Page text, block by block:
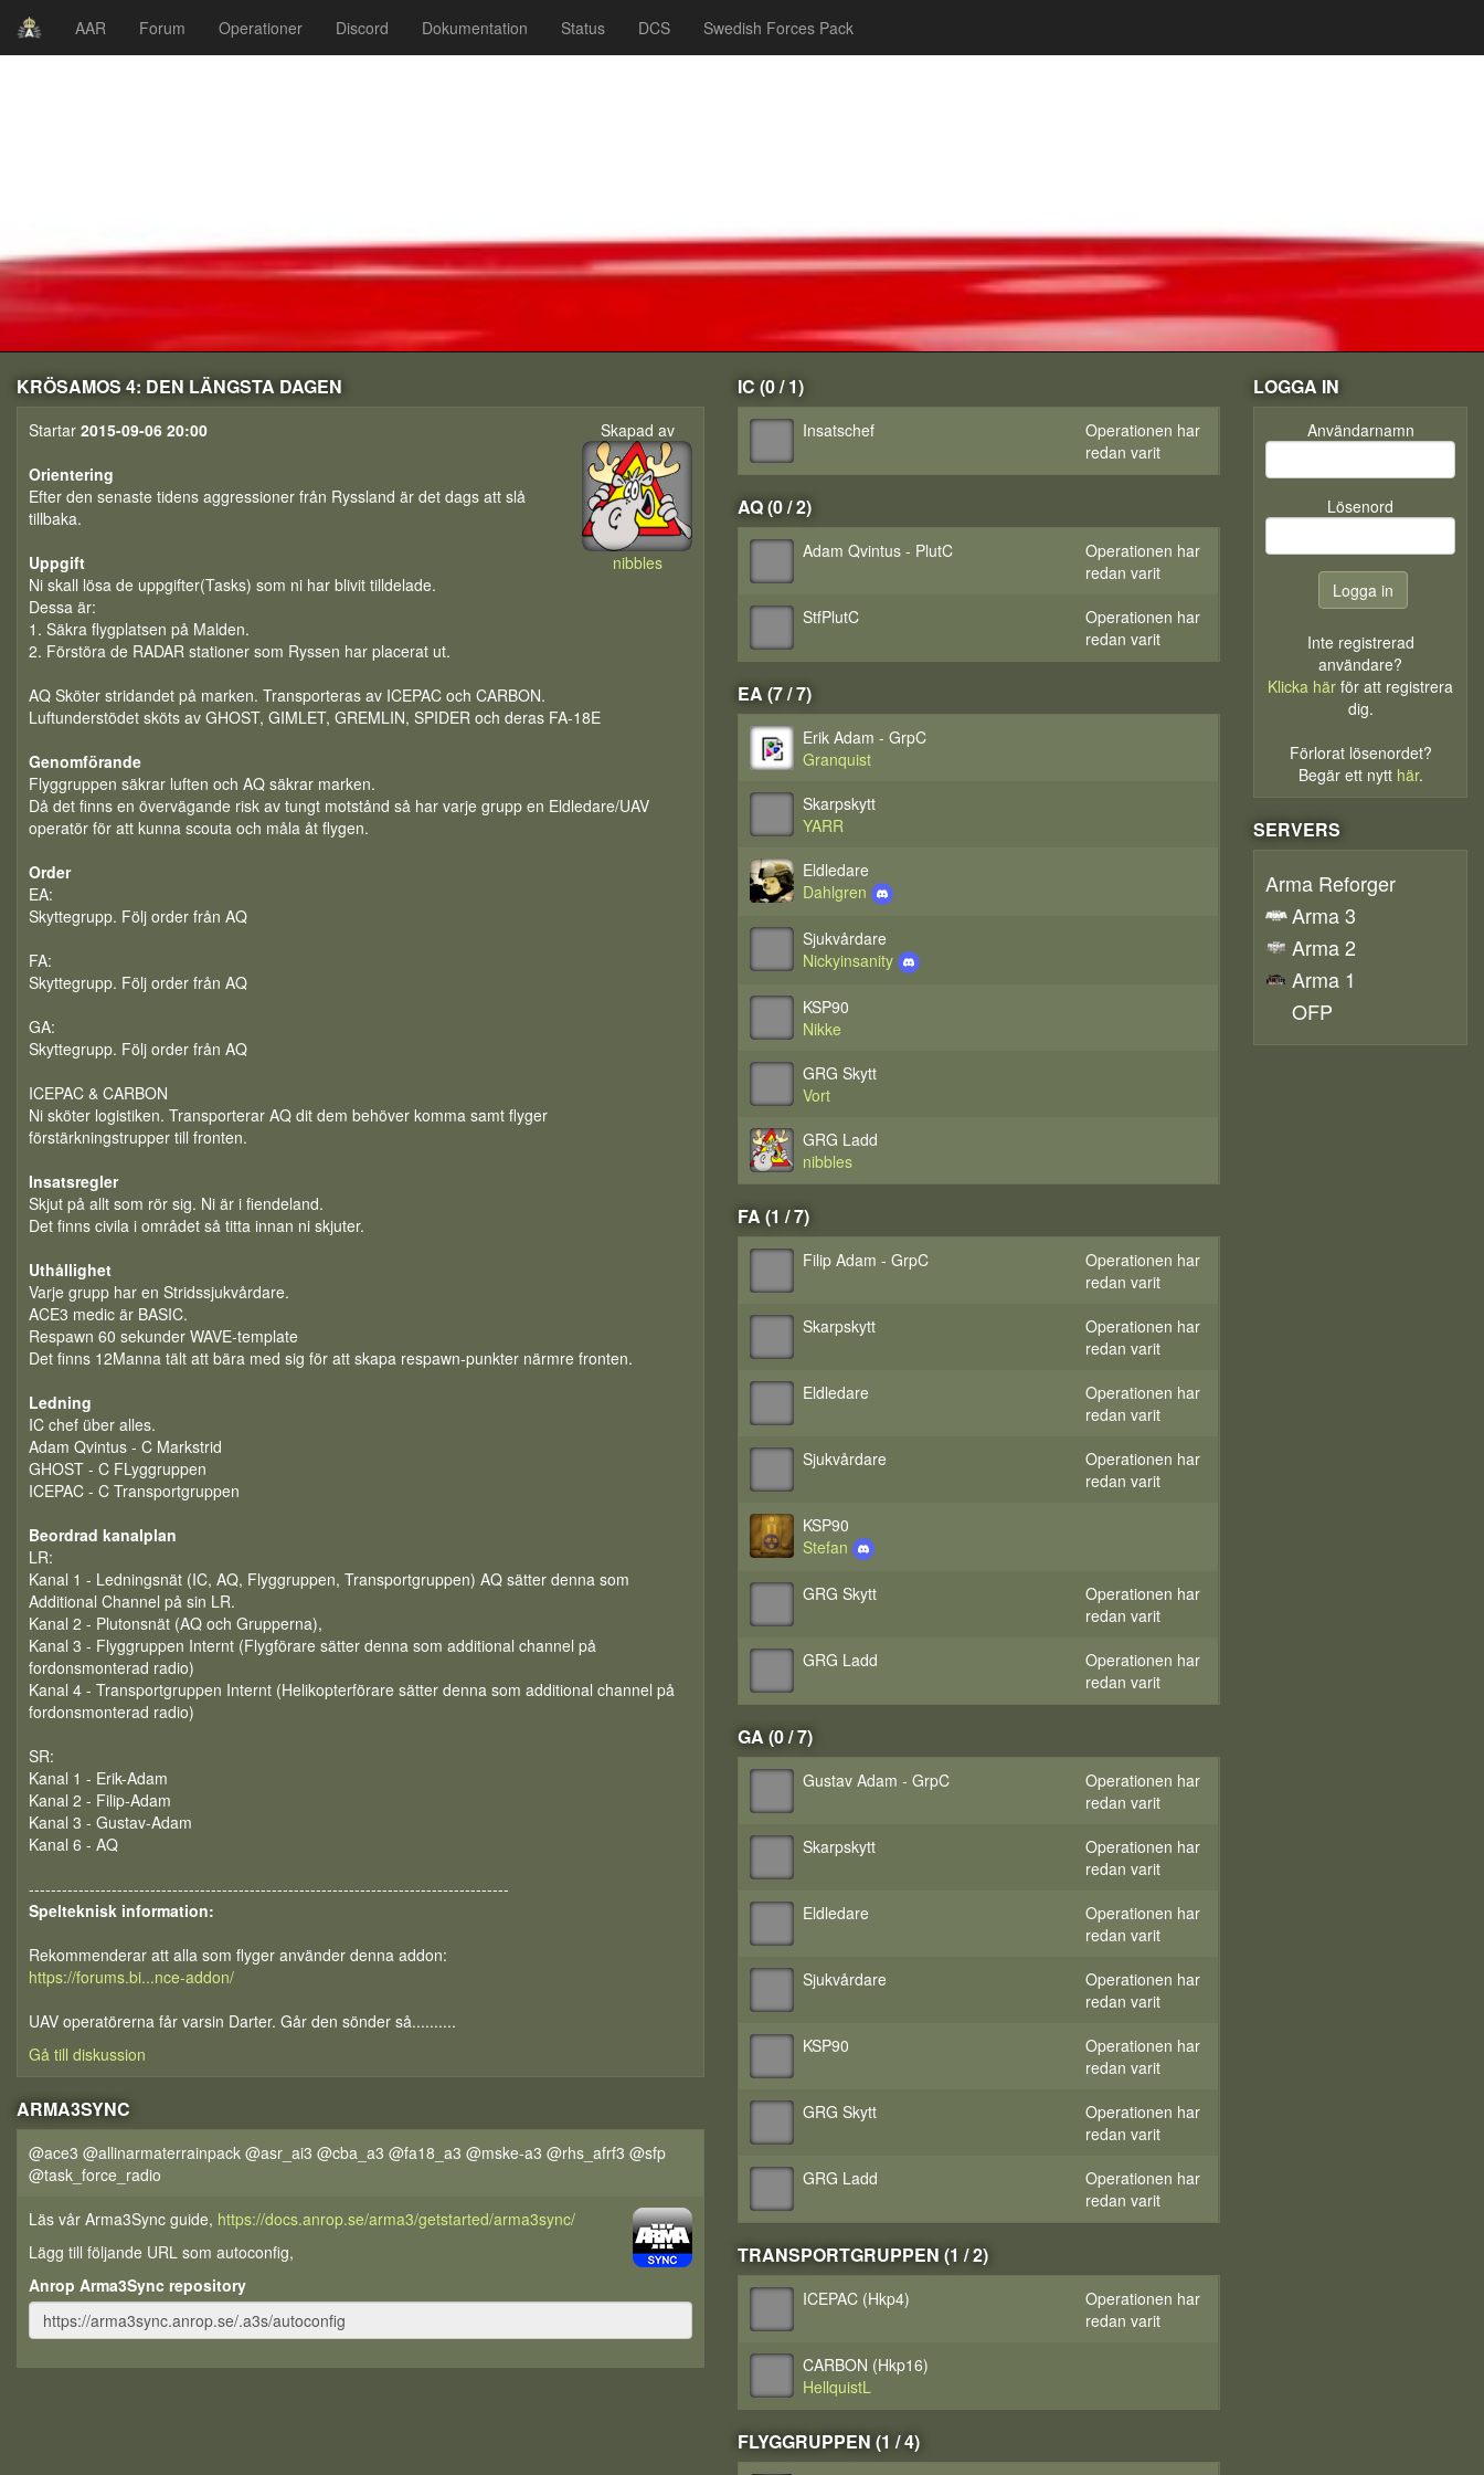
AAR Forum Operationer Discord Dokumentation Status DCS Swedish Forces Pack
KRÖSAMOS 4: DEN LÄNGSTA DAGEN
Skapad av
nibbles
Startar 2015-09-06 20:00
Orientering
Efter den senaste tidens aggressioner från Ryssland är det dags att slå
tillbaka.
Uppgift
Ni skall lösa de uppgifter(Tasks) som ni har blivit tilldelade.
Dessa är:
1. Säkra flygplatsen på Malden.
2. Förstöra de RADAR stationer som Ryssen har placerat ut.
AQ Sköter stridandet på marken. Transporteras av ICEPAC och CARBON.
Luftunderstödet sköts av GHOST, GIMLET, GREMLIN, SPIDER och deras FA-18E
Genomförande
Flyggruppen säkrar luften och AQ säkrar marken.
Då det finns en övervägande risk av tungt motstånd så har varje grupp en Eldledare/UAV
operatör för att kunna scouta och måla åt flygen.
Order
EA:
Skyttegrupp. Följ order från AQ
FA:
Skyttegrupp. Följ order från AQ
GA:
Skyttegrupp. Följ order från AQ
ICEPAC & CARBON
Ni sköter logistiken. Transporterar AQ dit dem behöver komma samt flyger
förstärkningstrupper till fronten.
Insatsregler
Skjut på allt som rör sig. Ni är i fiendeland.
Det finns civila i området så titta innan ni skjuter.
Uthållighet
Varje grupp har en Stridssjukvårdare.
ACE3 medic är BASIC.
Respawn 60 sekunder WAVE-template
Det finns 12Manna tält att bära med sig för att skapa respawn-punkter närmre fronten.
Ledning
IC chef über alles.
Adam Qvintus - C Markstrid
GHOST - C FLyggruppen
ICEPAC - C Transportgruppen
Beordrad kanalplan
LR:
Kanal 1 - Ledningsnät (IC, AQ, Flyggruppen, Transportgruppen) AQ sätter denna som
Additional Channel på sin LR.
Kanal 2 - Plutonsnät (AQ och Grupperna),
Kanal 3 - Flyggruppen Internt (Flygförare sätter denna som additional channel på
fordonsmonterad radio)
Kanal 4 - Transportgruppen Internt (Helikopterförare sätter denna som additional channel på
fordonsmonterad radio)
SR:
Kanal 1 - Erik-Adam
Kanal 2 - Filip-Adam
Kanal 3 - Gustav-Adam
Kanal 6 - AQ
---------------------------------------------------------------------------------------
Spelteknisk information:
Rekommenderar att alla som flyger använder denna addon:
https://forums.bi...nce-addon/
UAV operatörerna får varsin Darter. Går den sönder så..........
Gå till diskussion
ARMA3SYNC
@ace3 @allinarmaterrainpack @asr_ai3 @cba_a3 @fa18_a3 @mske-a3 @rhs_afrf3 @sfp
@task_force_radio
Läs vår Arma3Sync guide, https://docs.anrop.se/arma3/getstarted/arma3sync/
Lägg till följande URL som autoconfig,
Anrop Arma3Sync repository
IC (0 / 1)
Insatschef
Operationen har
redan varit
AQ (0 / 2)
Adam Qvintus - PlutC
Operationen har
redan varit
StfPlutC
Operationen har
redan varit
EA (7 / 7)
Erik Adam - GrpC
Granquist
Skarpskytt
YARR
Eldledare
Dahlgren
Sjukvårdare
Nickyinsanity
KSP90
Nikke
GRG Skytt
Vort
GRG Ladd
nibbles
FA (1 / 7)
Filip Adam - GrpC
Operationen har
redan varit
Skarpskytt
Operationen har
redan varit
Eldledare
Operationen har
redan varit
Sjukvårdare
Operationen har
redan varit
KSP90
Stefan
GRG Skytt
Operationen har
redan varit
GRG Ladd
Operationen har
redan varit
GA (0 / 7)
Gustav Adam - GrpC
Operationen har
redan varit
Skarpskytt
Operationen har
redan varit
Eldledare
Operationen har
redan varit
Sjukvårdare
Operationen har
redan varit
KSP90
Operationen har
redan varit
GRG Skytt
Operationen har
redan varit
GRG Ladd
Operationen har
redan varit
TRANSPORTGRUPPEN (1 / 2)
ICEPAC (Hkp4)
Operationen har
redan varit
CARBON (Hkp16)
HellquistL
FLYGGRUPPEN (1 / 4)
LOGGA IN
Användarnamn
Lösenord
Inte registrerad
användare?
Klicka här för att registrera
dig.
Förlorat lösenordet?
Begär ett nytt här.
SERVERS
Arma Reforger
Arma 3
Arma 2
Arma 1
OFP